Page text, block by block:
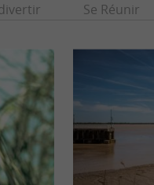
Se Réunir